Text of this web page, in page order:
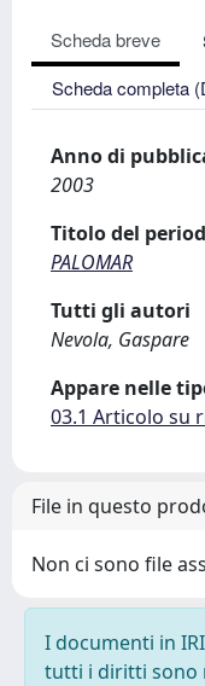
Scheda breve
Scheda completa
Anno di
2003
Titolo del
PALOMAR
Tutti gli autori
Nevola, Gaspare
Appare nelle
03.1 Articolo su
File in questo
Non ci sono file
I documenti in
tutti i diritti sono